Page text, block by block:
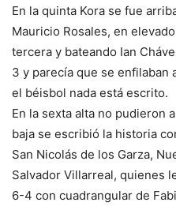
En la quinta Kora se fue
Mauricio Rosales, en
tercera y bateando Ian
3 y parecía que se enfilaban
el béisbol nada está escrito.
En la sexta alta no pudieron
baja se escribió la historia
San Nicolás de los Garza,
Salvador Villarreal, quienes
6-4 con cuadrangular de